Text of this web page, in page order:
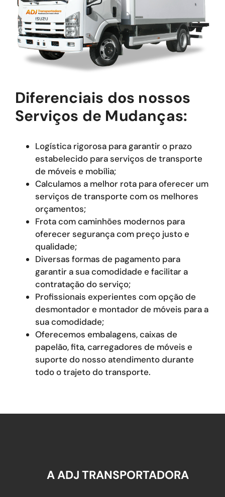
Diferenciais dos nossos
Serviços de Mudanças:
Logística rigorosa para garantir o prazo
estabelecido para serviços de transporte
de móveis e mobília;
Calculamos a melhor rota para oferecer um
serviços de transporte com os melhores
orçamentos;
Frota com caminhões modernos para
oferecer segurança com preço justo e
qualidade;
Diversas formas de pagamento para
garantir a sua comodidade e facilitar a
contratação do serviço;
Profissionais experientes com opção de
desmontador e montador de móveis para a
sua comodidade;
Oferecemos embalagens, caixas de
papelão, fita, carregadores de móveis e
suporte do nosso atendimento durante
todo o trajeto do transporte.
A ADJ TRANSPORTADORA